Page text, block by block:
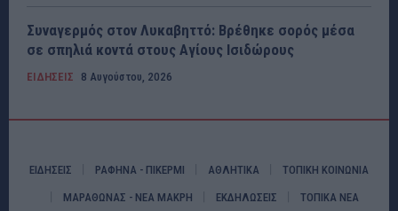
Συναγερμός στον Λυκαβηττό: Βρέθηκε σορός μέσα
σε σπηλιά κοντά στους Αγίους Ισιδώρους
ΕΙΔΗΣΕΙΣ 8 Αυγούστου, 2026
ΕΙΔΗΣΕΙΣ ΡΑΦΗΝΑ - ΠΙΚΕΡΜΙ ΑΘΛΗΤΙΚΑ ΤΟΠΙΚΗ ΚΟΙΝΩΝΙΑ
ΜΑΡΑΘΩΝΑΣ - ΝΕΑ ΜΑΚΡΗ ΕΚΔΗΛΩΣΕΙΣ ΤΟΠΙΚΑ ΝΕΑ